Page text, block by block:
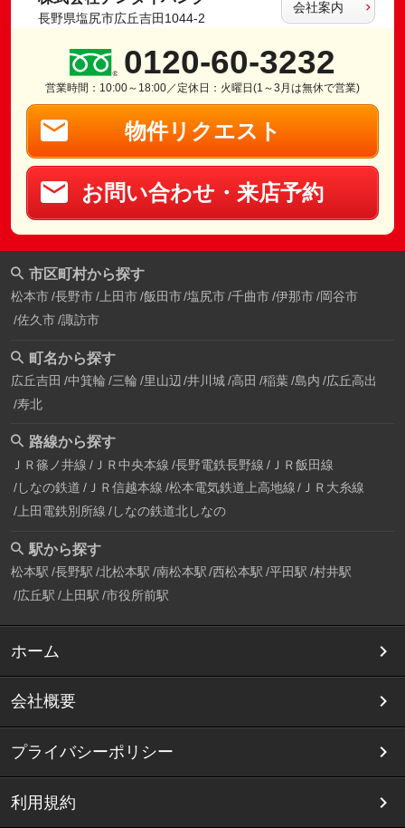
長野県塩尻市広丘吉田1044-2
会社案内
0120-60-3232
営業時間：10:00～18:00／定休日：火曜日(1～3月は無休で営業)
物件リクエスト
お問い合わせ・来店予約
市区町村から探す
松本市 長野市 上田市 飯田市 塩尻市 千曲市 伊那市 岡谷市
佐久市 諏訪市
町名から探す
広丘吉田 中箕輪 三輪 里山辺 井川城 高田 稲葉 島内 広丘高出
寿北
路線から探す
ＪＲ篠ノ井線 ＪＲ中央本線 長野電鉄長野線 ＪＲ飯田線
しなの鉄道 ＪＲ信越本線 松本電気鉄道上高地線
ＪＲ大糸線
上田電鉄別所線 しなの鉄道北しなの
駅から探す
松本駅 長野駅 北松本駅 南松本駅 西松本駅 平田駅 村井駅
広丘駅 上田駅 市役所前駅
ホーム
会社概要
プライバシーポリシー
利用規約